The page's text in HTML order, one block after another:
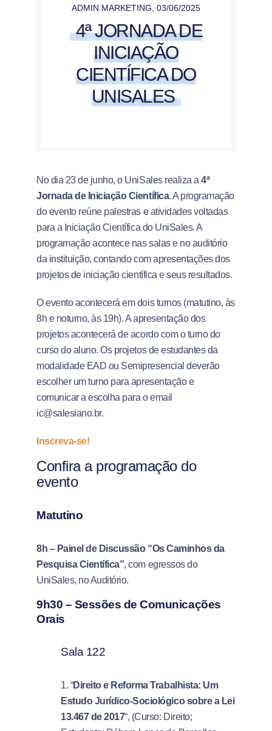
ADMIN.MARKETING, 03/06/2025
4ª JORNADA DE
INICIAÇÃO
CIENTÍFICA DO
UNISALES
No dia 23 de junho, o UniSales realiza a4ª
Jornada de Iniciação Científica. A programação
do evento reúne palestras e atividades voltadas
para a Iniciação Científica do UniSales. A
programação acontece nas salas e no auditório
da instituição, contando com apresentações dos
projetos de iniciação científica e seus resultados.
O evento acontecerá em dois turnos (matutino, às
8h e noturno, às 19h). A apresentação dos
projetos acontecerá de acordo com o turno do
curso do aluno. Os projetos de estudantes da
modalidade EAD ou Semipresencial deverão
escolher um turno para apresentação e
comunicar a escolha para o email
ic@salesiano.br.
Inscreva-se!
Confira a programação do
evento
Matutino
8h – Painel de Discussão “Os Caminhos da
Pesquisa Científica”, com egressos do
UniSales, no Auditório.
9h30 – Sessões de Comunicações
Orais
Sala 122
1. “Direito e Reforma Trabalhista: Um
Estudo Jurídico-Sociológico sobre a Lei
13.467 de 2017“, (Curso: Direito;